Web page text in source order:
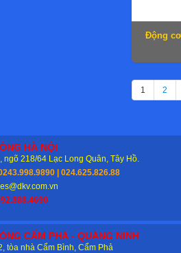
Động
1 2
HÀ NỘI
ngõ 218/64 Lạc Long Quân, Tây Hồ.
| 024.625.826.88
CẨM PHẢ - QUẢNG NINH
tòa nhà Cẩm Bình, Cẩm Phả